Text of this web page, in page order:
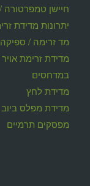
חיישן
יתרונות מדידת
מד זרימה /
מדידת זרימת
במדחסים
מדידת לחץ
מדידת מפלס ביוב
מפסקים תרמיים